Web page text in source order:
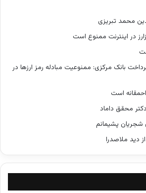
محمد تبریزی
در اینترنت ممنوع است
بانک مرکزی: ممنوعیت مبادله رمز ارزها در
است
محقق داماد
شجریان پشیمانم
دید ملاصدرا